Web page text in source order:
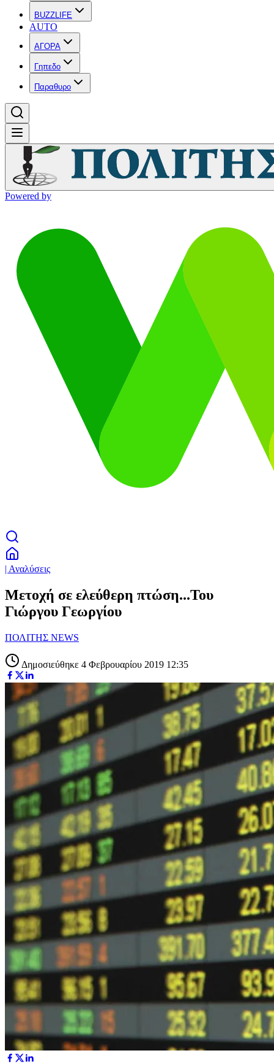
BUZZLIFE
AUTO
ΑΓΟΡΑ
Γηπεδο
Παραθυρο
Powered by
| Αναλύσεις
Μετοχή σε ελεύθερη πτώση...Του
Γιώργου Γεωργίου
ΠΟΛΙΤΗΣ NEWS
Δημοσιεύθηκε 4 Φεβρουαρίου 2019 12:35